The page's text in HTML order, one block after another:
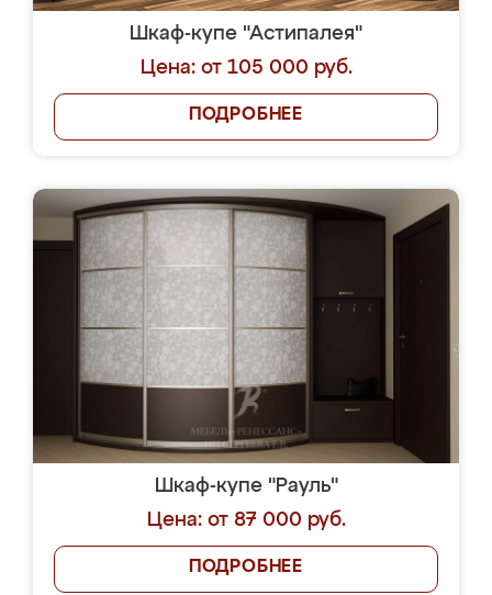
Шкаф-купе "Астипалея"
Цена: от 105 000 руб.
ПОДРОБНЕЕ
Шкаф-купе "Рауль"
Цена: от 87 000 руб.
ПОДРОБНЕЕ